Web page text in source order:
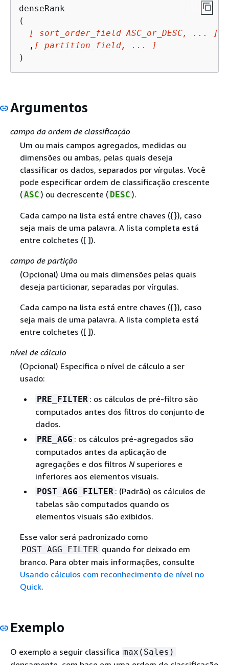
denseRank
(
[ sort_order_field ASC_or_DESC, ... ]
  ,
[ partition_field, ... ]
)
Argumentos
campo da ordem de classificação
Um ou mais campos agregados, medidas ou
dimensões ou ambas, pelas quais deseja
classificar os dados, separados por vírgulas. Você
pode especificar ordem de classificação crescente
(ASC ) ou decrescente ( DESC ).
Cada campo na lista está entre chaves ({}), caso
seja mais de uma palavra. A lista completa está
entre colchetes ([ ]).
campo de partição
(Opcional) Uma ou mais dimensões pelas quais
deseja particionar, separadas por vírgulas.
Cada campo na lista está entre chaves ({}), caso
seja mais de uma palavra. A lista completa está
entre colchetes ([ ]).
nível de cálculo
(Opcional) Especifica o nível de cálculo a ser
usado:
PRE_FILTER : os cálculos de pré-filtro são
computados antes dos filtros do conjunto de
dados.
PRE_AGG : os cálculos pré-agregados são
computados antes da aplicação de
agregações e dos filtros Nsuperiores e
inferiores aos elementos visuais.
POST_AGG_FILTER : (Padrão) os cálculos de
tabelas são computados quando os
elementos visuais são exibidos.
Esse valor será padronizado como
POST_AGG_FILTER quando for deixado em
branco. Para obter mais informações, consulte
Usando cálculos com reconhecimento de nível no
Quick.
Exemplo
O exemplo a seguir classifica max(Sales)